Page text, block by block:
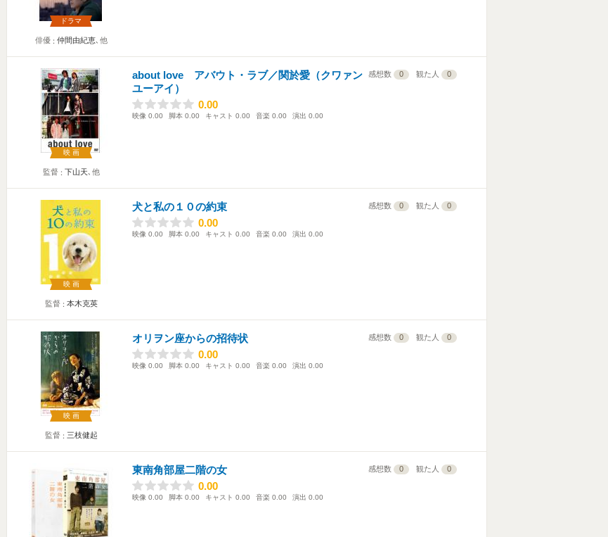
ドラマ
俳優 仲間由紀恵､他
映画
監督 下山天､他
about love アバウト・ラブ／関於愛（クワァン
ユーアイ）
感想数 0 観た人 0
0.00
0.00
映像 0.00 脚本 0.00 キャスト 0.00 音楽 0.00 演出 0.00
映画
監督 本木克英
犬と私の１０の約束 感想数 0 観た人 0
0.00
0.00
映像 0.00 脚本 0.00 キャスト 0.00 音楽 0.00 演出 0.00
映画
監督 三枝健起
オリヲン座からの招待状 感想数 0 観た人 0
0.00
0.00
映像 0.00 脚本 0.00 キャスト 0.00 音楽 0.00 演出 0.00
東南角部屋二階の女 感想数 0 観た人 0
0.00
0.00
映像 0.00 脚本 0.00 キャスト 0.00 音楽 0.00 演出 0.00